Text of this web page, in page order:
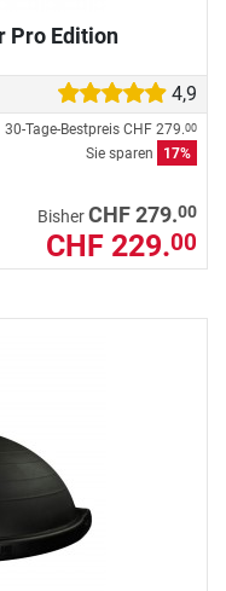
Pro Edition
4,9
30-Tage-Bestpreis CHF 279.00
Sie sparen 17%
BisherCHF 279.00
CHF 229.00